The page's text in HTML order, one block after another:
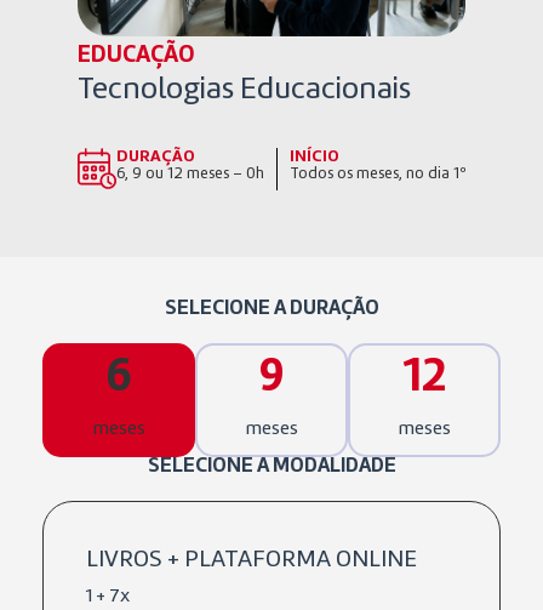
EDUCAÇÃO
Tecnologias Educacionais
DURAÇÃO
6, 9 ou 12 meses – 0h
INÍCIO
Todos os meses, no dia 1º
SELECIONE A DURAÇÃO
6
meses
9
meses
12
meses
SELECIONE A MODALIDADE
LIVROS + PLATAFORMA ONLINE
1 + 7x